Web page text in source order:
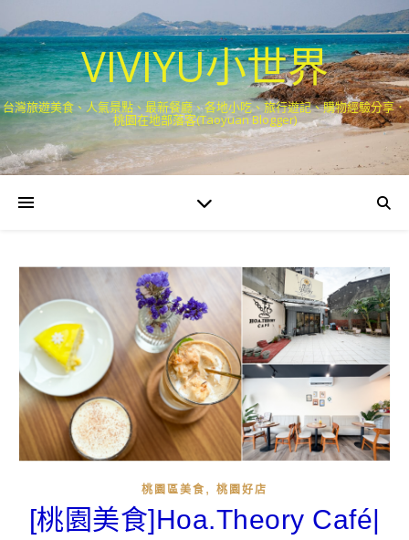
VIVIYU小世界
台灣旅遊美食、人氣景點、最新餐廳、各地小吃、旅行遊記、購物經驗分享．
桃園在地部落客(Taoyuan Blogger)
桃園區美食 , 桃園好店
[桃園美食]Hoa.Theory Café|